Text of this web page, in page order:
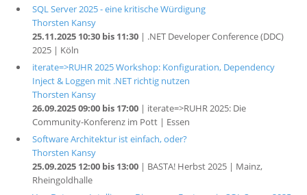
SQL Server 2025 - eine kritische Würdigung
Thorsten Kansy
25.11.2025 10:30 bis 11:30| .NET Developer Conference (DDC)
2025 | Köln
iterate=>RUHR 2025 Workshop: Konfiguration, Dependency
Inject & Loggen mit .NET richtig nutzen
Thorsten Kansy
26.09.2025 09:00 bis 17:00| iterate=>RUHR 2025: Die
Community-Konferenz im Pott | Essen
Software Architektur ist einfach, oder?
Thorsten Kansy
25.09.2025 12:00 bis 13:00| BASTA! Herbst 2025 | Mainz,
Rheingoldhalle